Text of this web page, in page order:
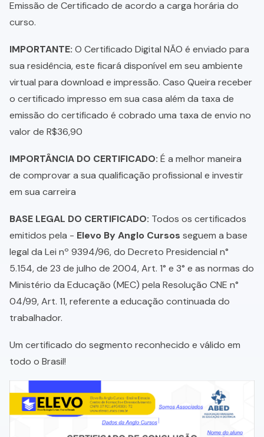
Emissão de Certificado de acordo a carga horária do
curso.
IMPORTANTE: O Certificado Digital NÃO é enviado para
sua residência, este ficará disponível em seu ambiente
virtual para download e impressão. Caso Queira receber
o certificado impresso em sua casa além da taxa de
emissão do certificado é cobrado uma taxa de envio no
valor de R$36,90
IMPORTÂNCIA DO CERTIFICADO: É a melhor maneira
de comprovar a sua qualificação profissional e investir
em sua carreira
BASE LEGAL DO CERTIFICADO: Todos os certificados
emitidos pela - Elevo By Anglo Cursos seguem a base
legal da Lei nº 9394/96, do Decreto Presidencial n°
5.154, de 23 de julho de 2004, Art. 1° e 3° e as normas do
Ministério da Educação (MEC) pela Resolução CNE n°
04/99, Art. 11, referente a educação continuada do
trabalhador.
Um certificado do segmento reconhecido e válido em
todo o Brasil!